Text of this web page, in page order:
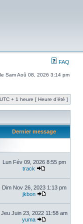
FAQ
Sam Aoû 08, 2026 3:14 pm
+ 1 heure [ Heure d’été ]
Dernier message
Lun Fév 09, 2026 8:55 pm
track
Dim Nov 26, 2023 1:13 pm
jkbon
Jeu Juin 23, 2022 11:58 am
yuma